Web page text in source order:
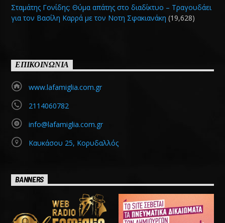
Σταμάτης Γονίδης: Θύμα απάτης στο διαδίκτυο – Τραγουδάει
για τον Βασίλη Καρρά με τον Νοτη Σφακιανάκη (19,628)
ΕΠΙΚΟΙΝΩΝΙΑ
www.lafamiglia.com.gr
2114060782
info@lafamiglia.com.gr
Καυκάσου 25, Κορυδαλλός
BANNERS